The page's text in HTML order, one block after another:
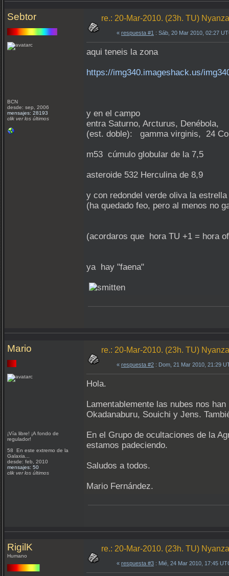
Sebtor
BCN
desde: sep, 2006
mensajes: 28193
clik ver los últimos
re.: 20-Mar-2010. (23h. TU)
« respuesta #1 : Sáb, 20 Mar 2010, 02:27
aqui teneis la zona
https://img340.imageshack.us/
y en el campo
entra Saturno, Arcturus, Denébola,
(est. doble): gamma virginis, 24
m53 cúmulo globular de la 7,5
asteroide 532 Herculina de 8,9
y con redondel verde oliva la
(ha quedado feo, pero al menos no
(acordaros que hora TU +1 = hora
ya hay "faena"
Mario
¡Vía libre! ¡A fondo de
regulador!
58 En este extremo de la
Galaxia...
desde: feb, 2010
mensajes: 50
clik ver los últimos
re.: 20-Mar-2010. (23h. TU)
« respuesta #2 : Dom, 21 Mar 2010, 21:29
Hola.
Lamentablemente las nubes nos
Okadanaburu, Souichi y Jens.
En el Grupo de ocultaciones de la
estamos padeciendo.
Saludos a todos.
Mario Fernández.
RigilK
Humano
re.: 20-Mar-2010. (23h. TU)
« respuesta #3 : Mié, 24 Mar 2010, 17:45